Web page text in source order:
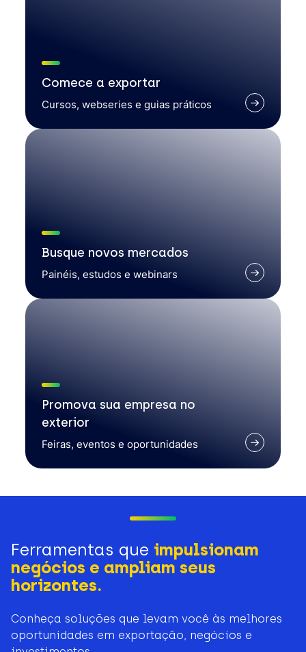
Comece a exportar
Cursos, webseries e guias práticos
Busque novos mercados
Painéis, estudos e webinars
Promova sua empresa no
exterior
Feiras, eventos e oportunidades
Ferramentas que impulsionam
negócios e ampliam seus
horizontes.
Conheça soluções que levam você às melhores
oportunidades em exportação, negócios e